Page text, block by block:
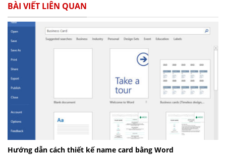
BÀI VIẾT LIÊN QUAN
Hướng dẫn cách thiết kế name card bằng Word